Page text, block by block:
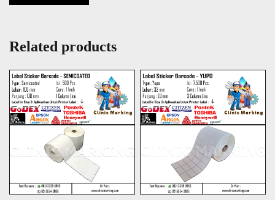
Related products